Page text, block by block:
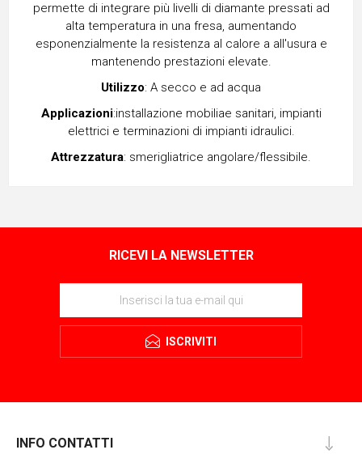
permette di integrare più livelli di diamante pressati ad
alta temperatura in una fresa, aumentando
esponenzialmente la resistenza al calore a all'usura e
mantenendo prestazioni elevate.
Utilizzo: A secco e ad acqua
Applicazioni:installazione mobiliae sanitari, impianti
elettrici e terminazioni di impianti idraulici.
Attrezzatura: smerigliatrice angolare/flessibile.
RICEVI LA NEWSLETTER
ISCRIVITI
INFO CONTATTI